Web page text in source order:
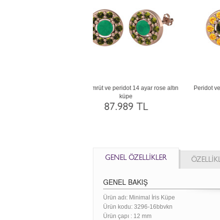
Yeşil kuvars ve siyah zirkon 18 ayar beyaz
125.089 TL
GENEL ÖZELLİKLER
GENEL BAKIŞ
Ürün adı: Minimal İris Küpe
Ürün kodu: 3296-16bbvkn
Ürün çapı : 12 mm